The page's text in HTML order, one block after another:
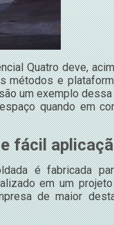
Quatro deve,
métodos e
um exemplo dessa
quando em
fácil
é fabricada
em um
de maior